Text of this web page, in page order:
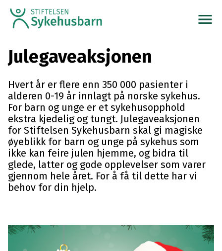
menu
Julegaveaksjonen
Hvert år er flere enn 350 000 pasienter i
alderen 0-19 år innlagt på norske sykehus.
For barn og unge er et sykehusopphold
ekstra kjedelig og tungt. Julegaveaksjonen
for Stiftelsen Sykehusbarn skal gi magiske
øyeblikk for barn og unge på sykehus som
ikke kan feire julen hjemme, og bidra til
glede, latter og gode opplevelser som varer
gjennom hele året. For å få til dette har vi
behov for din hjelp.